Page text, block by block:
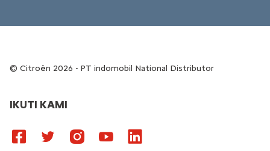
IKUTI KAMI
Citroën 2026 - PT indomobil National Distributor